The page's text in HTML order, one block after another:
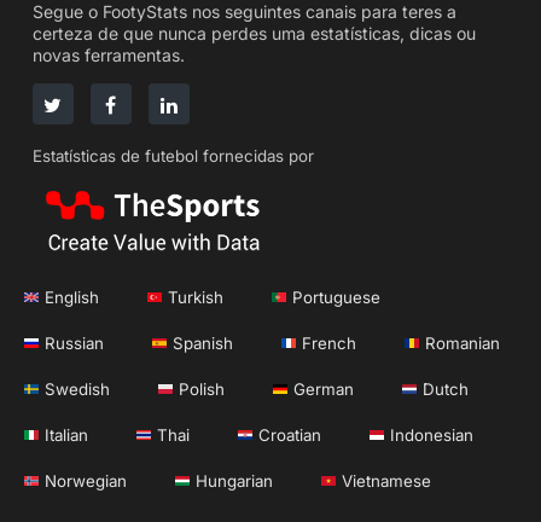
Segue o FootyStats nos seguintes canais para teres a
certeza de que nunca perdes uma estatísticas, dicas ou
novas ferramentas.
Estatísticas de futebol fornecidas por
English Turkish Portuguese
Russian Spanish French Romanian
Swedish Polish German Dutch
Italian Thai Croatian Indonesian
Norwegian Hungarian Vietnamese